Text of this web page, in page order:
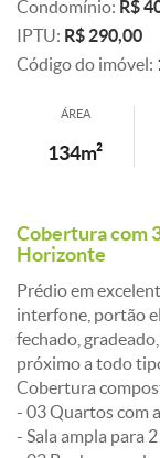
Condomínio: R$
IPTU: R$ 290,00
Código do imóvel:
ÁREA
134m²
Cobertura com
Horizonte
Prédio em
interfone, portão
fechado,
próximo a todo
Cobertura
- 03 Quartos com
- Sala ampla para